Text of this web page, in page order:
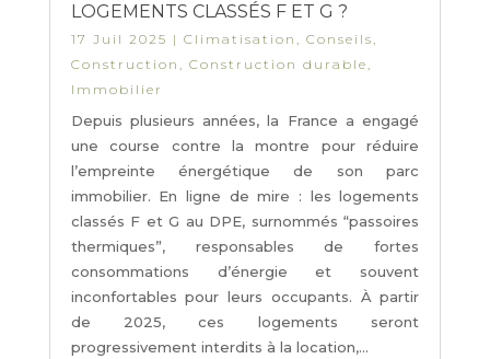
LOGEMENTS CLASSÉS F ET G ?
17 Juil 2025 | Climatisation , Conseils,
Construction , Construction durable,
Immobilier
Depuis plusieurs années, la France a engagé
une course contre la montre pour réduire
l’empreinte énergétique de son parc
immobilier. En ligne de mire : les logements
classés F et G au DPE, surnommés “passoires
thermiques”, responsables de fortes
consommations d’énergie et souvent
inconfortables pour leurs occupants. À partir
de 2025, ces logements seront
progressivement interdits à la location,...